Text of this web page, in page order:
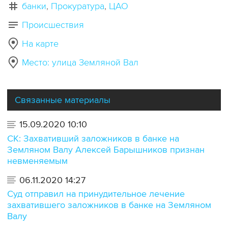
банки Прокуратура ЦАО
Происшествия
На карте
Место: улица Земляной Вал
Связанные материалы
15.09.2020 10:10
СК: Захвативший заложников в банке на
Земляном Валу Алексей Барышников признан
невменяемым
06.11.2020 14:27
Суд отправил на принудительное лечение
захватившего заложников в банке на Земляном
Валу